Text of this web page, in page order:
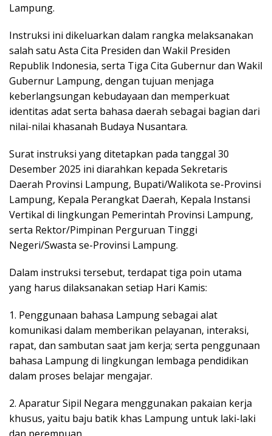
Lampung.
Instruksi ini dikeluarkan dalam rangka melaksanakan
salah satu Asta Cita Presiden dan Wakil Presiden
Republik Indonesia, serta Tiga Cita Gubernur dan Wakil
Gubernur Lampung, dengan tujuan menjaga
keberlangsungan kebudayaan dan memperkuat
identitas adat serta bahasa daerah sebagai bagian dari
nilai-nilai khasanah Budaya Nusantara.
Surat instruksi yang ditetapkan pada tanggal 30
Desember 2025 ini diarahkan kepada Sekretaris
Daerah Provinsi Lampung, Bupati/Walikota se-Provinsi
Lampung, Kepala Perangkat Daerah, Kepala Instansi
Vertikal di lingkungan Pemerintah Provinsi Lampung,
serta Rektor/Pimpinan Perguruan Tinggi
Negeri/Swasta se-Provinsi Lampung.
Dalam instruksi tersebut, terdapat tiga poin utama
yang harus dilaksanakan setiap Hari Kamis:
1. Penggunaan bahasa Lampung sebagai alat
komunikasi dalam memberikan pelayanan, interaksi,
rapat, dan sambutan saat jam kerja; serta penggunaan
bahasa Lampung di lingkungan lembaga pendidikan
dalam proses belajar mengajar.
2. Aparatur Sipil Negara menggunakan pakaian kerja
khusus, yaitu baju batik khas Lampung untuk laki-laki